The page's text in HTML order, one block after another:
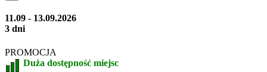
11.09 - 13.09.2026
3 dni
PROMOCJA
Duża dostępność miejsc